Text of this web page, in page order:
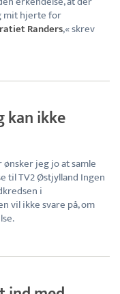
mit hjerte for
Randers,« skrev
kan ikke
jeg jo at samle
til TV2 Østjylland Ingen
i
vil ikke svare på, om